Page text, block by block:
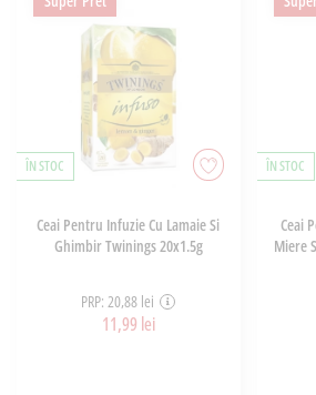
ÎN STOC
Ceai Pentru Infuzie Cu Lamaie Si
Ghimbir Twinings 20x1.5g
PRP: 20,88 lei
11,99 lei
ÎN STOC
Ceai
Miere